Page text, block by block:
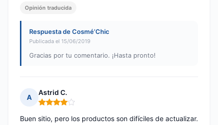
Opinión traducida
Respuesta de Cosmé’Chic
Publicada el 15/06/2019
Gracias por tu comentario. ¡Hasta pronto!
A
Astrid C.
Nota: 4 de 5
Buen sitio, pero los productos son difíciles de actualizar.